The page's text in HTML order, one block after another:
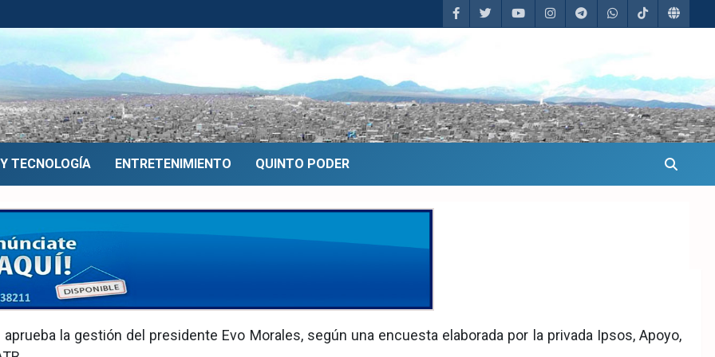
TECNOLOGÍA ENTRETENIMIENTO QUINTO PODER
aprueba gestión de Morales
la gestión del presidente Evo Morales, según una encuesta elaborada por la privada Ipsos, Apoyo,